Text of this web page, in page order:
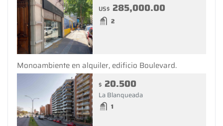
US$ 285,000.00
2
Monoambiente en alquiler, edificio Boulevard.
$ 20.500
La Blanqueada
1